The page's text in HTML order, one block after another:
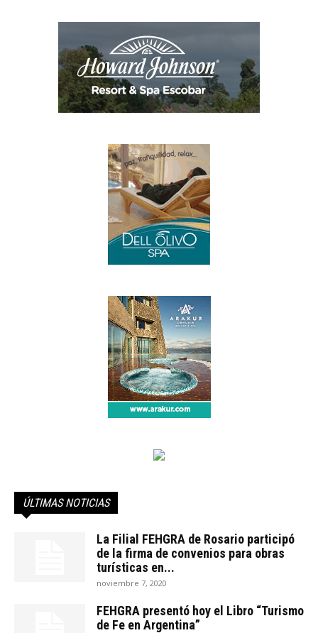
ÚLTIMAS NOTICIAS
La Filial FEHGRA de Rosario participó
de la firma de convenios para obras
turísticas en...
noviembre 7, 2020
FEHGRA presentó hoy el Libro “Turismo
de Fe en Argentina”